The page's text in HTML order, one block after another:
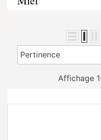
Pertinence
Affichage